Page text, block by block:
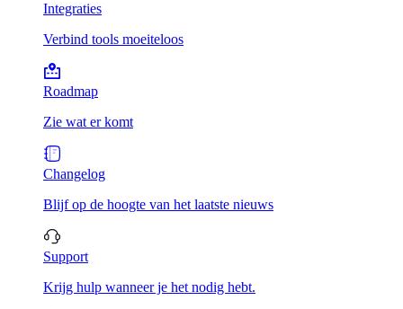
Integraties
Verbind tools moeiteloos
Roadmap
Zie wat er komt
Changelog
Blijf op de hoogte van het laatste nieuws
Support
Krijg hulp wanneer je het nodig hebt.